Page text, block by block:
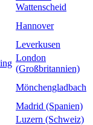
Wattenscheid
Hannover
Leverkusen
London
(Großbritannien)
Mönchengladbach
Madrid (Spanien)
Luzern (Schweiz)